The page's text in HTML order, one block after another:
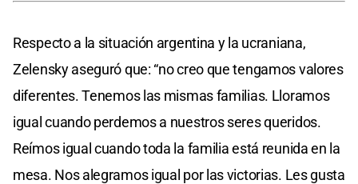
Respecto a la situación argentina y la ucraniana,
Zelensky aseguró que: “no creo que tengamos valores
diferentes. Tenemos las mismas familias. Lloramos
igual cuando perdemos a nuestros seres queridos.
Reímos igual cuando toda la familia está reunida en la
mesa. Nos alegramos igual por las victorias. Les gusta